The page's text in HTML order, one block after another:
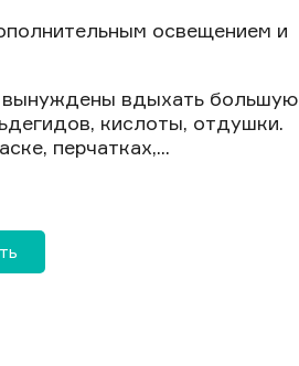
освещением и
вынуждены вдыхать большую
кислоты, отдушки.
перчатках,...